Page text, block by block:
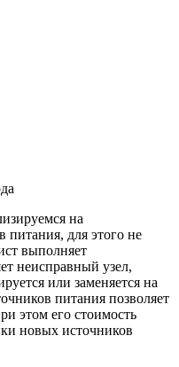
на
питания, для этого не
выполняет
неисправный узел,
или заменяется на
питания позволяет
этом его стоимость
новых источников